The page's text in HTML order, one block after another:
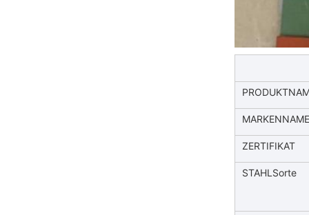
MARKENNAME
ZERTIFIKAT
STAHLSorte